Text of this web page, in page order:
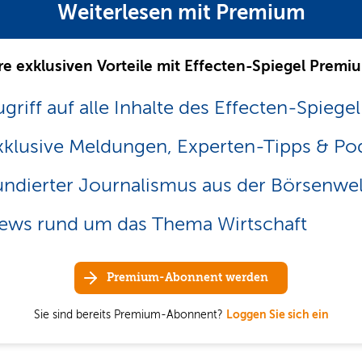
Weiterlesen mit Premium
exklusiven Vorteile mit Effecten-Spiegel
auf alle Inhalte des Effecten-Spiegel
Meldungen, Experten-Tipps &
Journalismus aus der
rund um das Thema Wirtschaft
Premium-Abonnent werden
Sie sind bereits Premium-Abonnent? Loggen Sie sich ein